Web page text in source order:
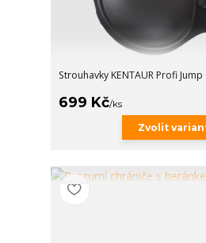
Strouhavky KENTAUR Profi
699 Kč/ks
Zvolit